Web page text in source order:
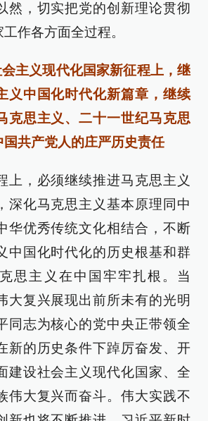
然，切实把党的创新理论贯彻
作各方面全过程。
主义现代化国家新征程上，继
义中国化时代化新篇章，继续
克思主义、二十一世纪马克思
国共产党人的庄严历史责任
上，必须继续推进马克思主义
深化马克思主义基本原理同中
华优秀传统文化相结合，不断
中国化时代化的历史根基和群
思主义在中国牢牢扎根。当
大复兴展现出前所未有的光明
同志为核心的党中央正带领全
新的历史条件下踔厉奋发、开
建设社会主义现代化国家、全
伟大复兴而奋斗。伟大实践不